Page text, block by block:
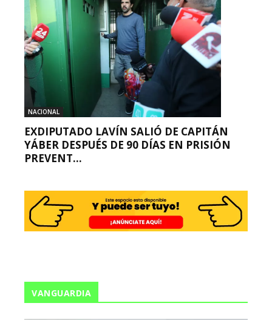
NACIONAL
EXDIPUTADO LAVÍN SALIÓ DE CAPITÁN
YÁBER DESPUÉS DE 90 DÍAS EN PRISIÓN
PREVENT...
VANGUARDIA